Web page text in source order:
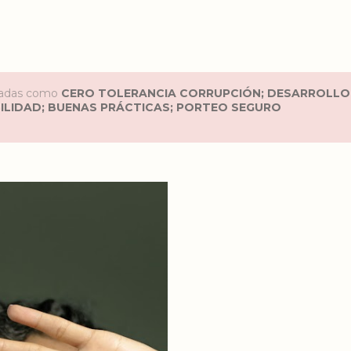
como CERO TOLERANCIA CORRUPCIÓN;
BUENAS PRÁCTICAS; PORTEO SEGURO